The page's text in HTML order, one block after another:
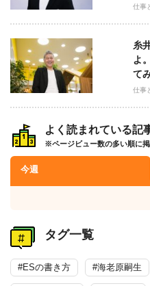
仕事
糸
よ
て
仕事
よく読まれている記
※ページビュー数の多い順に
今週
タグ一覧
#ESの書き方 #海老原嗣生